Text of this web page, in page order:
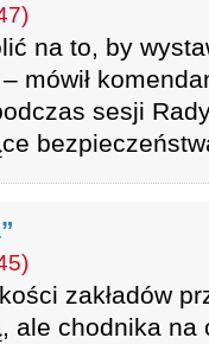
na to, by
mówił
sesji
zakładów
ale chodnika na